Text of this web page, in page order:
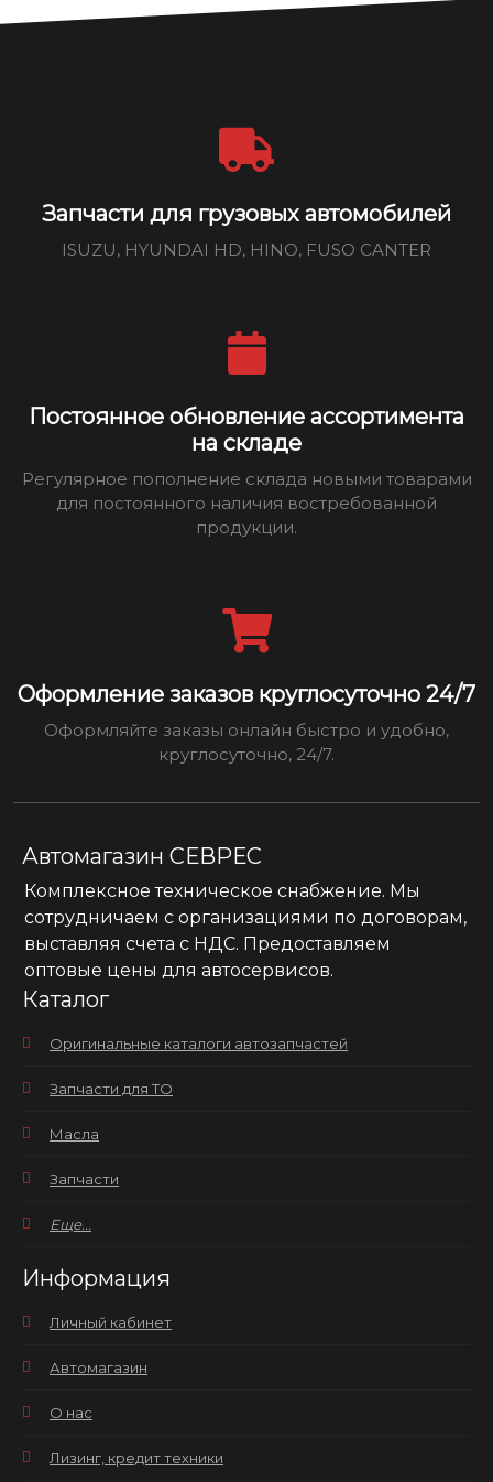
Запчасти для грузовых автомобилей
ISUZU, HYUNDAI HD, HINO, FUSO CANTER
Постоянное обновление ассортимента
на складе
Регулярное пополнение склада новыми товарами
для постоянного наличия востребованной
продукции.
Оформление заказов круглосуточно 24/7
Оформляйте заказы онлайн быстро и удобно,
круглосуточно, 24/7.
Автомагазин СЕВРЕС
Комплексное техническое снабжение. Мы
сотрудничаем с организациями по договорам,
выставляя счета с НДС. Предоставляем
оптовые цены для автосервисов.
Каталог
Оригинальные каталоги автозапчастей
Запчасти для ТО
Масла
Запчасти
Еще...
Информация
Личный кабинет
Автомагазин
О нас
Лизинг, кредит техники